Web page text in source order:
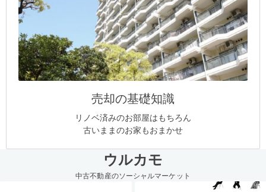
売却の基礎知識
リノベ済みのお部屋はもちろん
古いままのお家もおまかせ
ウルカモ
中古不動産のソーシャルマーケット